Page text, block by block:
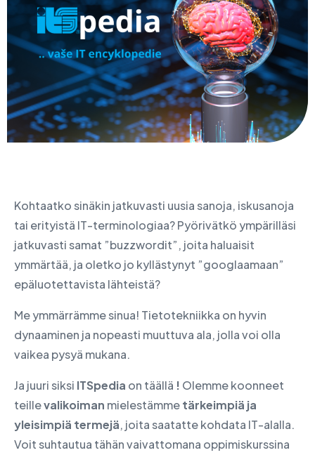
Kohtaatko sinäkin jatkuvasti uusia sanoja, iskusanoja
tai erityistä IT-terminologiaa? Pyörivätkö ympärilläsi
jatkuvasti samat ”buzzwordit”, joita haluaisit
ymmärtää, ja oletko jo kyllästynyt ”googlaamaan”
epäluotettavista lähteistä?
Me ymmärrämme sinua! Tietotekniikka on hyvin
dynaaminen ja nopeasti muuttuva ala, jolla voi olla
vaikea pysyä mukana.
Ja juuri siksi ITSpedia on täällä ! Olemme koonneet
teillevalikoiman mielestämmetärkeimpiä ja
yleisimpiä termejä, joita saatatte kohdata IT-alalla.
Voit suhtautua tähän vaivattomana oppimiskurssina